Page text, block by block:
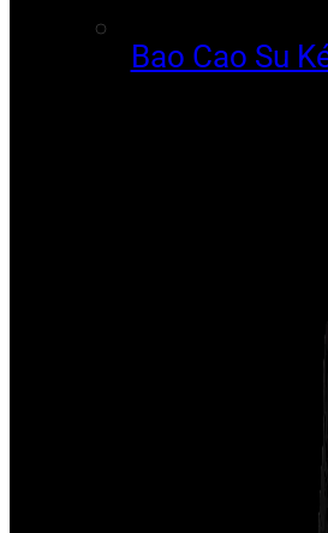
Bao Cao Su